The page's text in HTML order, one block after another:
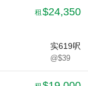
租 $24,350
实619呎
@$39